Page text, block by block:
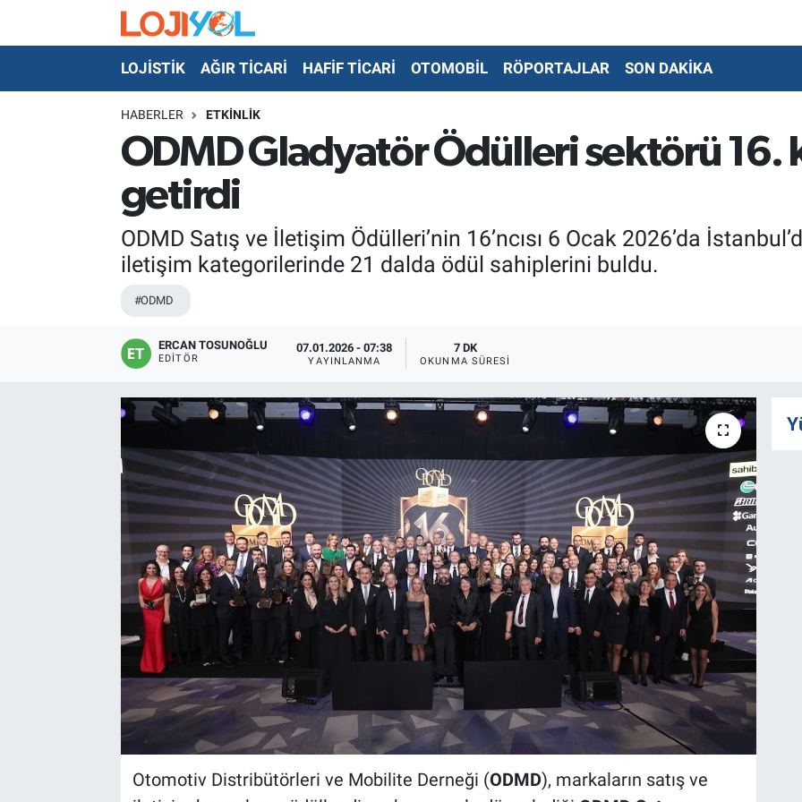
LOJİSTİK AĞIR TİCARİ HAFİF TİCARİ OTOMOBİL RÖPORTAJLAR SON DAKİKA
HABERLER ETKİNLİK
ODMD Gladyatör Ödülleri sektörü 16.
getirdi
ODMD Satış ve İletişim Ödülleri’nin 16’ncısı 6 Ocak 2026’da
iletişim kategorilerinde 21 dalda ödül sahiplerini buldu.
#ODMD
ERCAN TOSUNOĞLU
EDITÖR
07.01.2026 - 07:38
YAYINLANMA
7 DK
OKUNMA SÜRESI
Otomotiv Distribütörleri ve Mobilite Derneği (ODMD), markaların satış ve
OTO-TEST